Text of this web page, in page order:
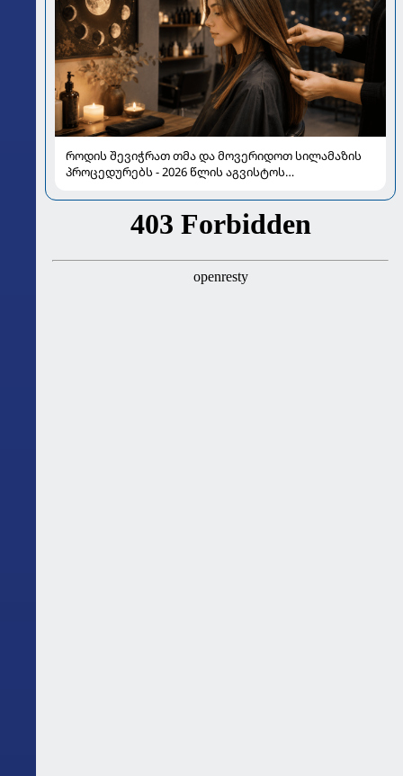
როდის შევიჭრათ თმა და მოვერიდოთ სილამაზის
პროცედურებს - 2026 წლის აგვისტოს